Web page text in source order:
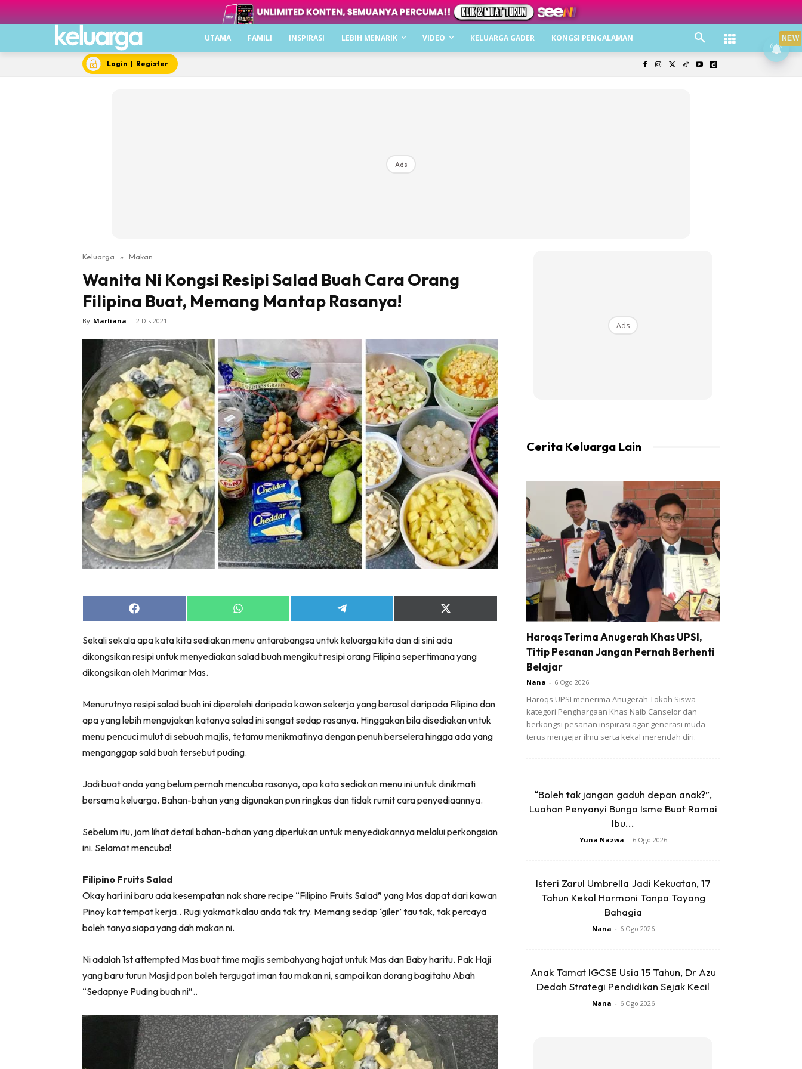
UTAMA FAMILI INSPIRASI LEBIH MENARIK VIDEO KELUARGA GADER KONGSI PENGALAMAN
Login | Register
Ads
Keluarga » Makan
Wanita Ni Kongsi Resipi Salad Buah Cara Orang
Filipina Buat, Memang Mantap Rasanya!
By Marliana - 2 Dis 2021
Share
on
Share
on
Share
on
Share
on
(Twitter)
Sekali sekala apa kata kita sediakan menu antarabangsa untuk keluarga kita dan di sini ada
dikongsikan resipi untuk menyediakan salad buah mengikut resipi orang Filipina sepertimana yang
dikongsikan oleh Marimar Mas.
Menurutnya resipi salad buah ini diperolehi daripada kawan sekerja yang berasal daripada Filipina dan
apa yang lebih mengujakan katanya salad ini sangat sedap rasanya. Hinggakan bila disediakan untuk
menu pencuci mulut di sebuah majlis, tetamu menikmatinya dengan penuh berselera hingga ada yang
menganggap sald buah tersebut puding.
Jadi buat anda yang belum pernah mencuba rasanya, apa kata sediakan menu ini untuk dinikmati
bersama keluarga. Bahan-bahan yang digunakan pun ringkas dan tidak rumit cara penyediaannya.
Sebelum itu, jom lihat detail bahan-bahan yang diperlukan untuk menyediakannya melalui perkongsian
ini. Selamat mencuba!
Filipino Fruits Salad
Okay hari ini baru ada kesempatan nak share recipe “Filipino Fruits Salad” yang Mas dapat dari kawan
Pinoy kat tempat kerja.. Rugi yakmat kalau anda tak try. Memang sedap ‘giler’ tau tak, tak percaya
boleh tanya siapa yang dah makan ni.
Ni adalah 1st attempted Mas buat time majlis sembahyang hajat untuk Mas dan Baby haritu. Pak Haji
yang baru turun Masjid pon boleh tergugat iman tau makan ni, sampai kan dorang bagitahu Abah
“Sedapnye Puding buah ni”..
Ads
Cerita Keluarga Lain
Haroqs Terima Anugerah Khas UPSI,
Titip Pesanan Jangan Pernah Berhenti
Belajar
Nana - 6 Ogo 2026
Haroqs UPSI menerima Anugerah Tokoh Siswa
kategori Penghargaan Khas Naib Canselor dan
berkongsi pesanan inspirasi agar generasi muda
terus mengejar ilmu serta kekal merendah diri.
“Boleh tak jangan gaduh depan anak?”,
Luahan Penyanyi Bunga Isme Buat Ramai
Ibu...
Yuna Nazwa - 6 Ogo 2026
Isteri Zarul Umbrella Jadi Kekuatan, 17
Tahun Kekal Harmoni Tanpa Tayang
Bahagia
Nana - 6 Ogo 2026
Anak Tamat IGCSE Usia 15 Tahun, Dr Azu
Dedah Strategi Pendidikan Sejak Kecil
Nana - 6 Ogo 2026
NEW